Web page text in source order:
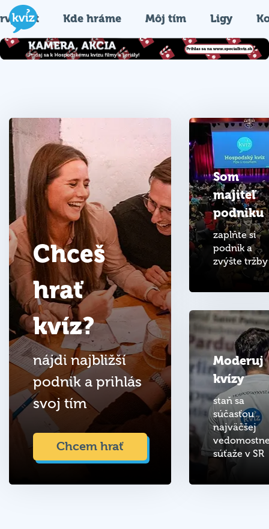
Kde hráme Môj tím Ligy
Chceš
hrať
kvíz?
nájdi najbližší
podnik a prihlás
svoj tím
Chcem hrať
Som
majiteľ
podniku
zaplňte si
podnik a
zvýšte tržby
Moderuj
kvízy
staň sa
súčasťou
najväčšej
súťaže v SR